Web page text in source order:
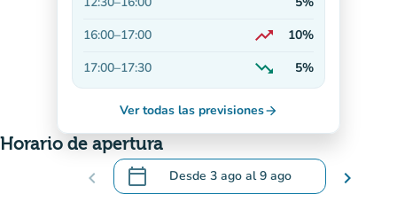
16:00–17:00 trending_up
10%
17:00–17:30 trending_down
En descenso
5%
Ver todas las previsionesarrow_forward
Horario de apertura
chevron_left calendar_today Desde 3 ago al9 ago
.Abra el calendario para cambiar las
chevron_right